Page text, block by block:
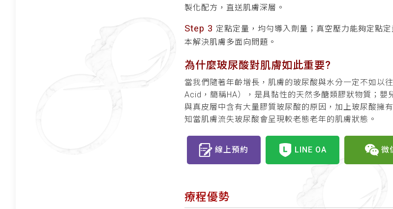
製化配方，直送肌膚深層。
Step 3 定點定量，均勻導入劑量；真空壓力能夠定點
本解決肌膚多面向問題。
為什麼玻尿酸對肌膚如此重要?
當我們隨著年齡增長，肌膚的玻尿酸與水分一定不如以
Acid，簡稱HA），是具黏性的天然多醣類膠狀物質；
與真皮層中含有大量膠質玻尿酸的原因，加上玻尿酸擁
知當肌膚流失玻尿酸會呈現較老態老年的肌膚狀態。
線上預約 LINE OA 微
療程優勢